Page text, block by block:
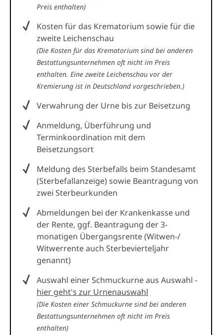
Preis enthalten)
Kosten für das Krematorium sowie für die
zweite Leichenschau
(Die Kosten für das Krematorium sind bei anderen
Bestattungsunternehmen oft nicht im Preis
enthalten. Eine zweite Leichenschau vor der
Kremierung ist in Deutschland vorgeschrieben.)
Verwahrung der Urne bis zur Beisetzung
Anmeldung, Überführung und
Terminkoordination mit dem
Beisetzungsort
Meldung des Sterbefalls beim Standesamt
(Sterbefallanzeige) sowie Beantragung von
zwei Sterbeurkunden
Abmeldungen bei der Krankenkasse und
der Rente, ggf. Beantragung der 3-
monatigen Übergangsrente (Witwen-/
Witwerrente auch Sterbevierteljahr
genannt)
Auswahl einer Schmuckurne aus Auswahl -
hier geht's zur Urnenauswahl
(Die Kosten einer Schmuckurne sind bei anderen
Bestattungsunternehmen oft nicht im Preis
enthalten)